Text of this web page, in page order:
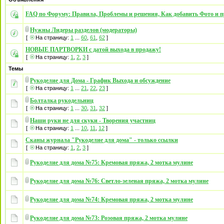
FAQ по Форуму: Правила, Проблемы и решения, Как добавить Фото и
Нужны Лидеры разделов (модераторы)
[ На страницу: 1 60 61 62 ]
НОВЫЕ ПАРТВОРКИ с датой выхода в продажу!
[ На страницу: 1 2 3 ]
Темы
Рукоделие для Дома - График Выхода и обсуждение
[ На страницу: 1 21 22 23 ]
Болталка рукодельниц
[ На страницу: 1 30 31 32 ]
Наши руки не для скуки - Творения участниц
[ На страницу: 1 10 11 12 ]
Сканы журнала "Рукоделие для дома" - только ссылки
[ На страницу: 1 2 3 ]
Рукоделие для дома №75: Кремовая пряжа, 2 мотка мулине
Рукоделие для дома №76: Светло-зеленая пряжа, 2 мотка мулине
Рукоделие для дома №74: Кремовая пряжа, 2 мотка мулине
Рукоделие для дома №73: Розовая пряжа, 2 мотка мулине